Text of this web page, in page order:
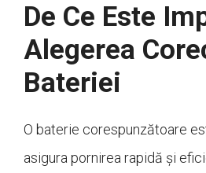
De Ce Este
Alegerea
Bateriei
O baterie corespunzătoare
asigura pornirea rapidă și